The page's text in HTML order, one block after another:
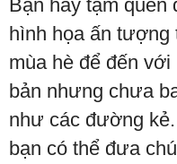
Bạn hay tạm quên
hình họa ấn
mùa hè để đến
bản nhưng chưa
như các đường
bạn có thể đưa